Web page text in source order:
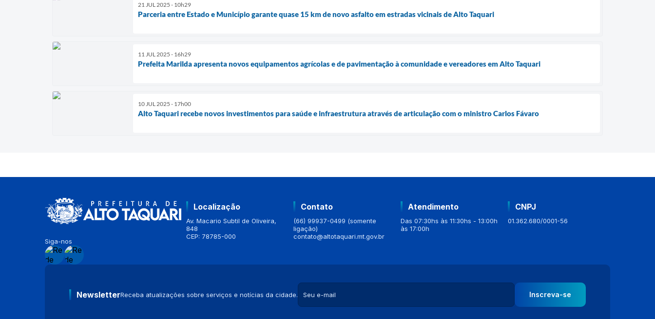
21 JUL 2025 - 10h29
Parceria entre Estado e Município garante quase 15 km de novo asfalto em estradas vicinais de Alto Taquari
11 JUL 2025 - 16h29
Prefeita Marilda apresenta novos equipamentos agrícolas e de pavimentação à comunidade e vereadores em Alto Taquari
10 JUL 2025 - 17h00
Alto Taquari recebe novos investimentos para saúde e infraestrutura através de articulação com o ministro Carlos Fávaro
Siga-nos
Localização
Av. Macario Subtil de Oliveira,
848
CEP: 78785-000
Contato
(66) 99937-0499 (somente
ligação)
contato@altotaquari.mt.gov.br
Atendimento
Das 07:30hs às 11:30hs - 13:00h
às 17:00h
CNPJ
01.362.680/0001-56
NewsletterReceba atualizações sobre serviços e notícias da cidade. Inscreva-se